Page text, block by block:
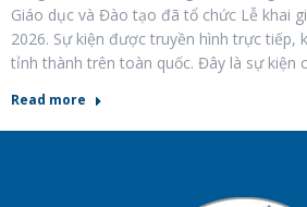
Giáo dục và Đào tạo đã tổ chức Lễ khai
2026. Sự kiện được truyền hình trực tiếp,
tỉnh thành trên toàn quốc. Đây là sự kiện
Read more